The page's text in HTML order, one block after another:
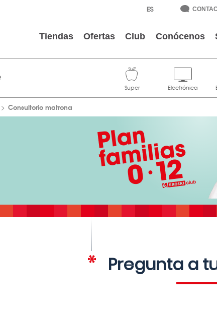
Tiendas Ofertas Club Conócenos
Consultorio matrona
Pregunta a